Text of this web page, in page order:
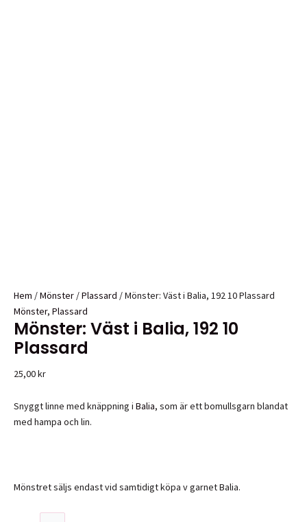
Hem /Mönster /Plassard / Mönster: Väst i Balia, 192 10 Plassard
Mönster, Plassard
Mönster: Väst i Balia, 192 10
Plassard
25,00kr
Snyggt linne med knäppning i Balia, som är ett bomullsgarn blandat
med hampa och lin.
Mönstret säljs endast vid samtidigt köpa v garnet Balia.